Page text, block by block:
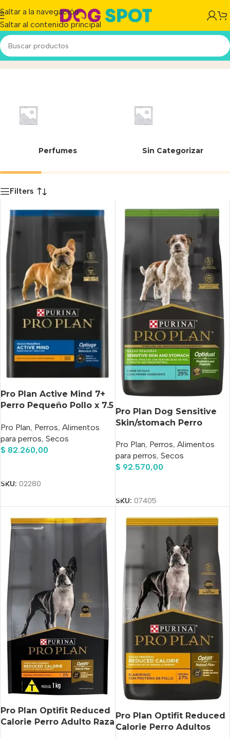
Saltar a la navegación
Saltar al contenido principal
Pro PlanInicio/Producto
Perfumes Sin Categorizar
Filters
Pro Plan Active Mind 7+
Perro Pequeño Pollo x 7.5
Pro Plan, Perros, Alimentos
para perros, Secos
$ 82.260,00
SKU: 02280
Pro Plan Dog Sensitive
Skin/stomach Perro
Pro Plan, Perros, Alimentos
para perros, Secos
$ 92.570,00
SKU: 07405
Pro Plan Optifit Reduced
Calorie Perro Adulto Raza
Pro Plan Optifit Reduced
Calorie Perro Adultos